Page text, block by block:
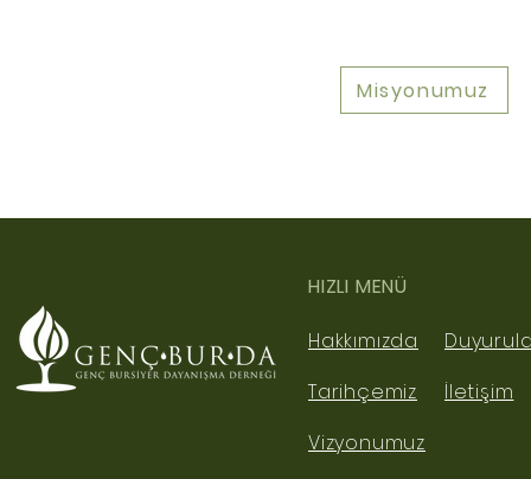
Misyonumuz
HIZLI MENÜ
Hakkımızda
Tarihçemiz
Vizyonumuz
İletişim